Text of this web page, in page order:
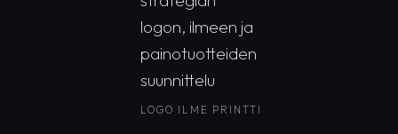
logon, ilmeen ja
painotuotteiden
suunnittelu
LOGO ILME PRINTTI